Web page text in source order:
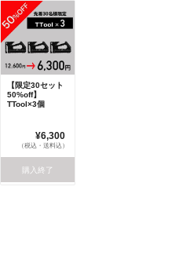
【限定30セット
50%off】
TTool×3個
¥6,300
（税込・送料込）
購入終了